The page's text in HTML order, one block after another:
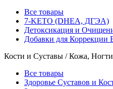
Все товары
7-KETO (DHEA, ДГЭА)
Детоксикация и
Добавки для Коррекции
Кости и Суставы / Кожа,
Все товары
Здоровье Суставов и